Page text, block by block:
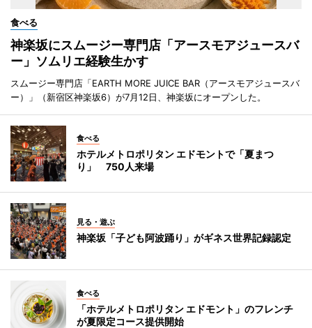
食べる
神楽坂にスムージー専門店「アースモアジュースバ
ー」ソムリエ経験生かす
スムージー専門店「EARTH MORE JUICE BAR（アースモアジュースバ
ー）」（新宿区神楽坂6）が7月12日、神楽坂にオープンした。
食べる
ホテルメトロポリタン エドモントで「夏まつ
り」 750人来場
見る・遊ぶ
神楽坂「子ども阿波踊り」がギネス世界記録認定
食べる
「ホテルメトロポリタン エドモント」のフレンチ
が夏限定コース提供開始